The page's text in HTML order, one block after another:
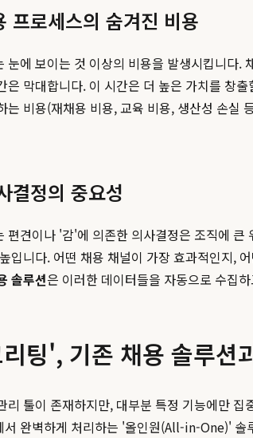
프로세스의 숨겨진 비용
눈에 보이는 것 이상의 비용을 발생시킵니다
은 막대합니다. 이 시간은 더 높은 가치를 창
는 비용(재채용 비용, 교육 비용, 생산성 손실
결정의 중요성
편견이나 '감'에 의존한 의사결정은 조직에
입니다. 어떤 채용 채널이 가장 효과적인지,
솔루션은 이러한 데이터들을 자동으로 수집
팅', 기존 채용 솔루션
리 툴이 존재하지만, 대부분 특정 기능에만
서 완벽하게 처리하는 '올인원(All-in-One)' 솔